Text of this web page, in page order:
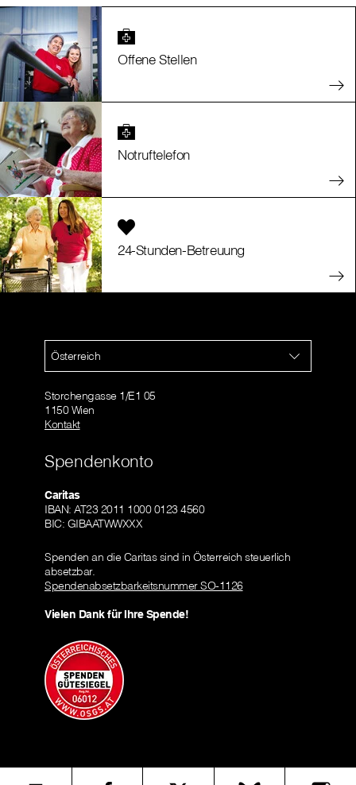
Offene Stellen
Notruftelefon
24-Stunden-Betreuung
Österreich
Storchengasse 1/E1 05
1150 Wien
Kontakt
Spendenkonto
Caritas
IBAN: AT23 2011 1000 0123 4560
BIC: GIBAATWWXXX
Spenden an die Caritas sind in Österreich steuerlich
absetzbar.
Spendenabsetzbarkeitsnummer SO-1126
Vielen Dank für Ihre Spende!